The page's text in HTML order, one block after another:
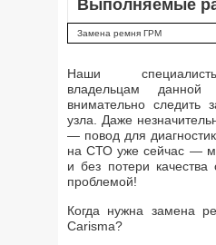
Выполняемые
Замена ремня ГРМ
Наши
владельцам данной
внимательно следить
узла. Даже
— повод для
на СТО уже сейчас —
и без потери качества
проблемой!
Когда нужна замена
Carisma?